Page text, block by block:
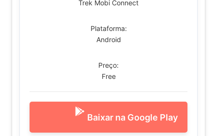
Trek Mobi Connect
Plataforma:
Android
Preço:
Free
Baixar na Google Play